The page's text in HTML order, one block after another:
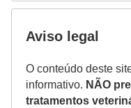
Aviso legal
O conteúdo deste
informativo. NÃO
tratamentos
m
a
s
V